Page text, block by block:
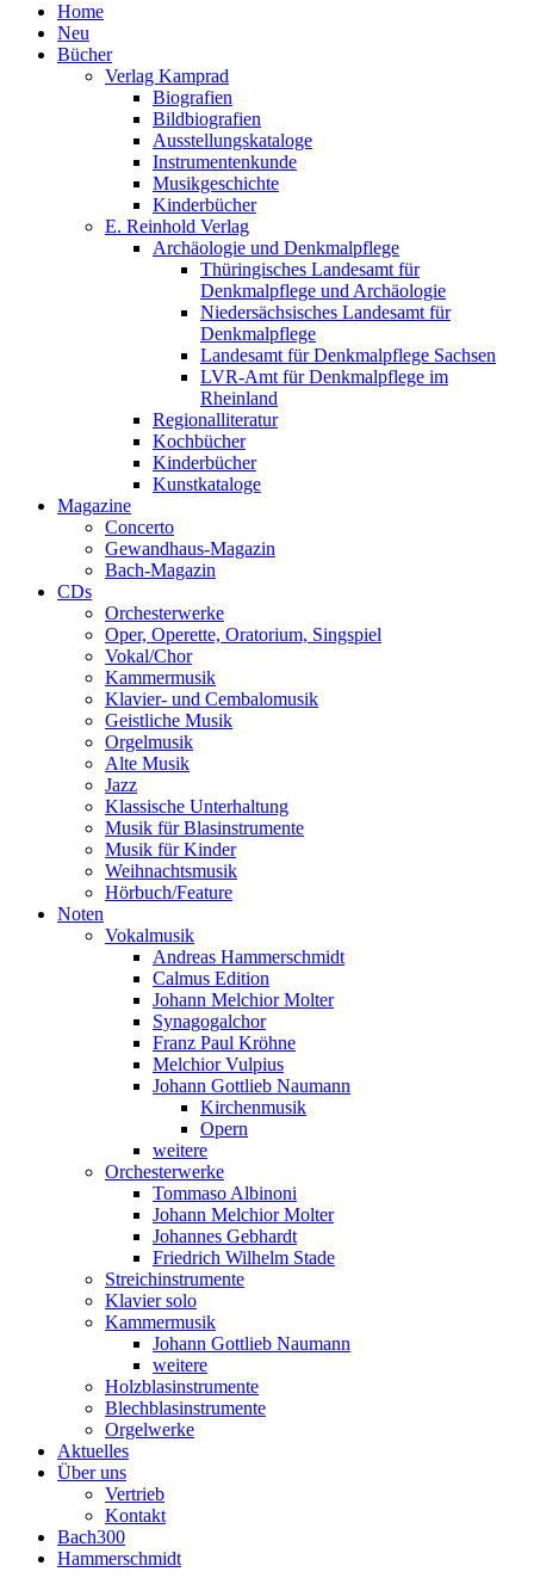
Home
Neu
Bücher
Verlag Kamprad
Biografien
Bildbiografien
Ausstellungskataloge
Instrumentenkunde
Musikgeschichte
Kinderbücher
E. Reinhold Verlag
Archäologie und Denkmalpflege
Thüringisches Landesamt für
Denkmalpflege und Archäologie
Niedersächsisches Landesamt für
Denkmalpflege
Landesamt für Denkmalpflege Sachsen
LVR-Amt für Denkmalpflege im
Rheinland
Regionalliteratur
Kochbücher
Kinderbücher
Kunstkataloge
Magazine
Concerto
Gewandhaus-Magazin
Bach-Magazin
CDs
Orchesterwerke
Oper, Operette, Oratorium, Singspiel
Vokal/Chor
Kammermusik
Klavier- und Cembalomusik
Geistliche Musik
Orgelmusik
Alte Musik
Jazz
Klassische Unterhaltung
Musik für Blasinstrumente
Musik für Kinder
Weihnachtsmusik
Hörbuch/Feature
Noten
Vokalmusik
Andreas Hammerschmidt
Calmus Edition
Johann Melchior Molter
Synagogalchor
Franz Paul Kröhne
Melchior Vulpius
Johann Gottlieb Naumann
Kirchenmusik
Opern
weitere
Orchesterwerke
Tommaso Albinoni
Johann Melchior Molter
Johannes Gebhardt
Friedrich Wilhelm Stade
Streichinstrumente
Klavier solo
Kammermusik
Johann Gottlieb Naumann
weitere
Holzblasinstrumente
Blechblasinstrumente
Orgelwerke
Aktuelles
Über uns
Vertrieb
Kontakt
Bach300
Hammerschmidt